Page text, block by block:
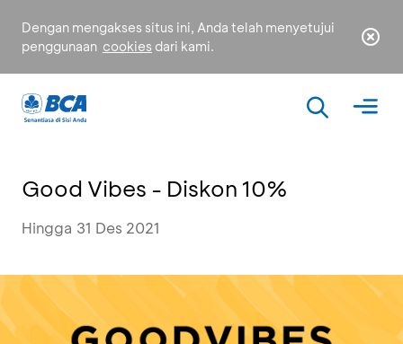
Dengan mengakses situs ini, Anda telah menyetujui
penggunaan cookies dari kami.
Good Vibes - Diskon 10%
Hingga 31 Des 2021